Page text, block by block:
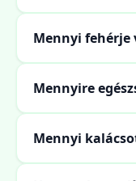
Mennyi fehérje
Mennyire
Mennyi